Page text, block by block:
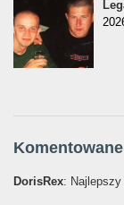
DorisRex: Najlepszy